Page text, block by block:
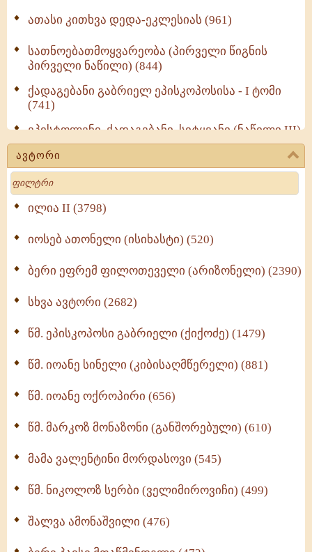
ათასი კითხვა დედა-ეკლესიას (961)
სათნოებათმოყვარეობა (პირველი წიგნის
პირველი ნაწილი) (844)
ქადაგებანი გაბრიელ ეპისკოპოსისა - I ტომი
(741)
ეპისტოლენი, ქადაგებანი, სიტყვანი (ნაწილი III)
(723)
მოძღვრის ძალზე სასარგებლო რჩევები
მრევლისათვის (545)
Wisdomge (514)
ქადაგებანი გაბრიელ ეპისკოპოსისა - II ტომი
სულიერი ცხოვრების სახელმძღვანელო -
ნაწილი II (369)
ავტორი
Search
ილია II (3798)
იოსებ ათონელი (ისიხასტი) (520)
ბერი ეფრემ ფილოთეველი (არიზონელი) (2390)
სხვა ავტორი (2682)
წმ. ეპისკოპოსი გაბრიელი (ქიქოძე) (1479)
წმ. იოანე სინელი (კიბისაღმწერელი) (881)
წმ. იოანე ოქროპირი (656)
წმ. მარკოზ მონაზონი (განშორებული) (610)
მამა ვალენტინი მორდასოვი (545)
წმ. ნიკოლოზ სერბი (ველიმიროვიჩი) (499)
შალვა ამონაშვილი (476)